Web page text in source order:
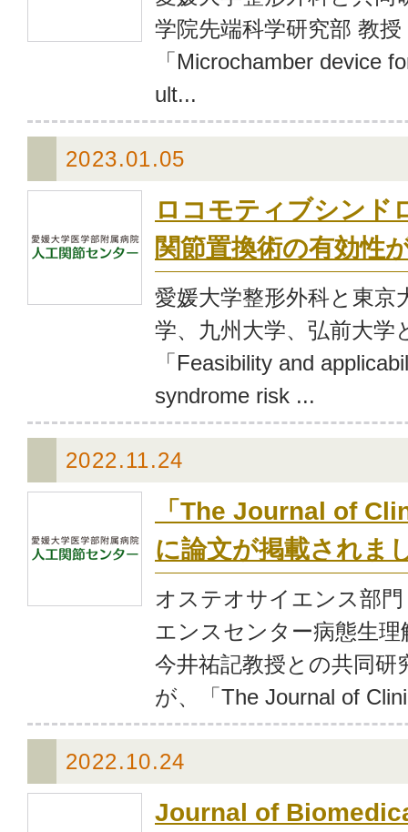
学院先端科学研究部 教
「Microchamber device
ult...
2023.01.05
ロコモティブシンド
関節置換術の有効性
愛媛大学整形外科と東京
学、九州大学、弘前大学
「Feasibility and
syndrome risk ...
2022.11.24
「The Journal of
に論文が掲載されま
オステオサイエンス部
エンスセンター病態生
今井祐記教授との共同研
が、「The Journal of
2022.10.24
Journal of